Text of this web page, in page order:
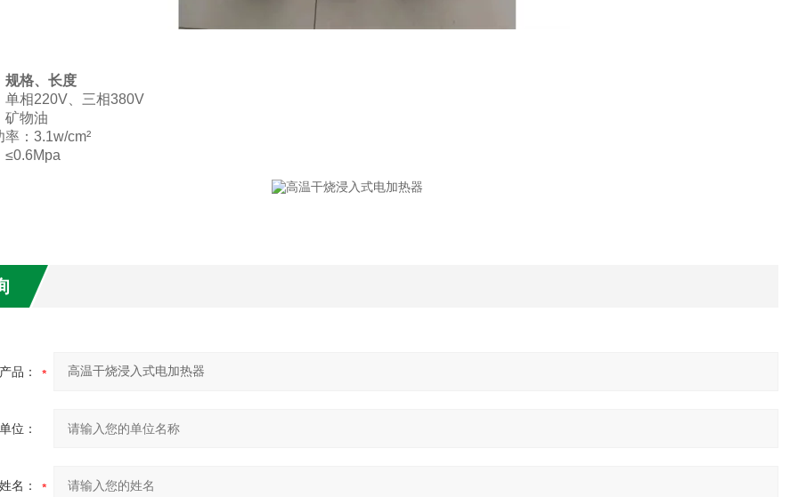
规格、长度
单相220V、三相380V
矿物油
：3.1w/cm²
≤0.6Mpa
产品：
位：
名：